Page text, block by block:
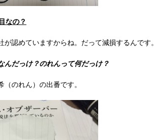
なの？
が認めていますからね。だって減損するんです。
んだっけ？のれんって何だっけ？
（のれん）の出番です。